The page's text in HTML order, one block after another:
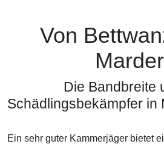
Von
Die Bandbreite
Schädlingsbekämpfer in
Ein sehr guter Kammerjäger bietet